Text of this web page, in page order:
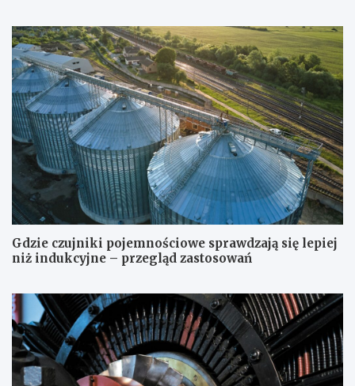
Gdzie czujniki pojemnościowe sprawdzają się lepiej
niż indukcyjne – przegląd zastosowań